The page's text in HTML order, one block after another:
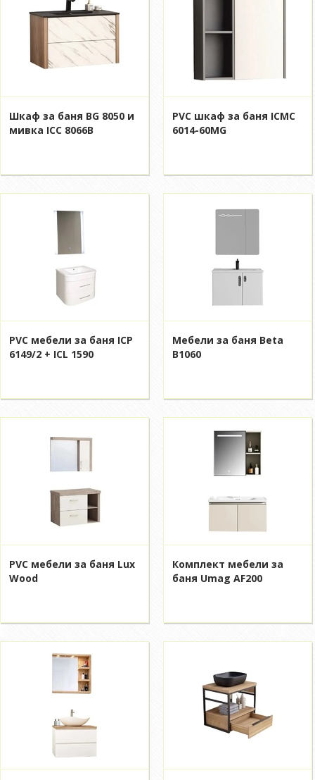
Шкаф за баня BG 8050 и
мивка ICC 8066B
PVC шкаф за баня ICMC
6014-60MG
PVC мебели за баня ICP
6149/2 + ICL 1590
Мебели за баня Beta
B1060
PVC мебели за баня Lux
Wood
Комплект мебели за
баня Umag AF200